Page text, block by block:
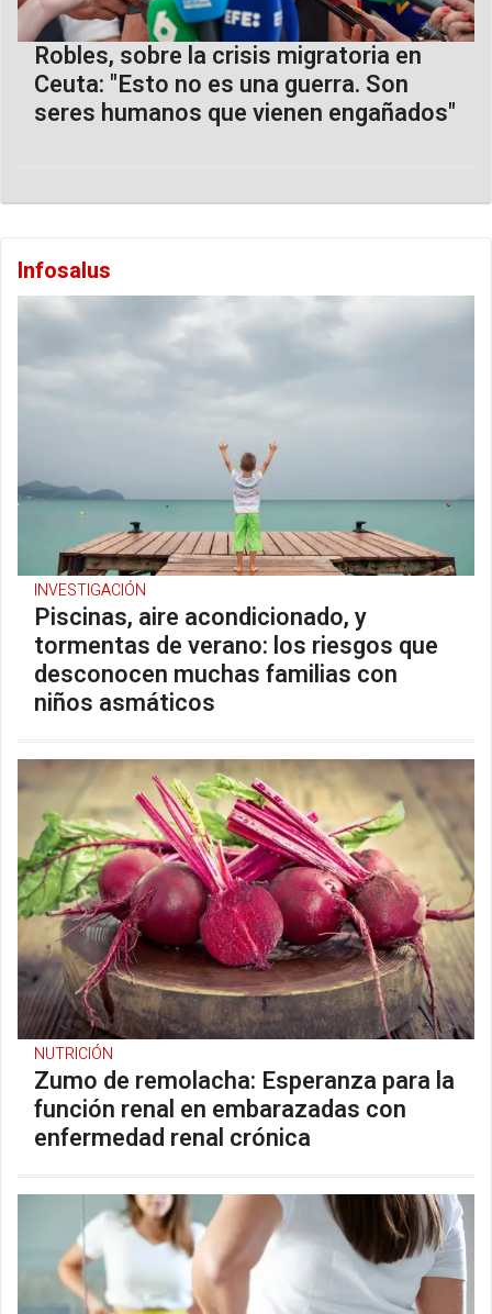
Robles, sobre la crisis migratoria en
Ceuta: "Esto no es una guerra. Son
seres humanos que vienen engañados"
Infosalus
INVESTIGACIÓN
Piscinas, aire acondicionado, y
tormentas de verano: los riesgos que
desconocen muchas familias con
niños asmáticos
NUTRICIÓN
Zumo de remolacha: Esperanza para la
función renal en embarazadas con
enfermedad renal crónica